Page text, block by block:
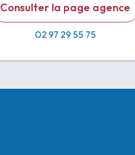
Consulter la page agence
02 97 29 55 75